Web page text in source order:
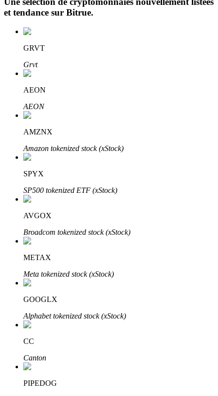
Investissement automobile
Apprenez le Staking
Découvrez comment gagner un revenu passif
Bitrue
AI
Partenaires Bitrue
et tendance sur Bitrue.
GRVT
Grvt
AEON
AEON
AMZNX
Amazon tokenized stock (xStock)
SPYX
SP500 tokenized ETF (xStock)
AVGOX
Broadcom tokenized stock (xStock)
METAX
Meta tokenized stock (xStock)
GOOGLX
Alphabet tokenized stock (xStock)
CC
Canton
PIPEDOG